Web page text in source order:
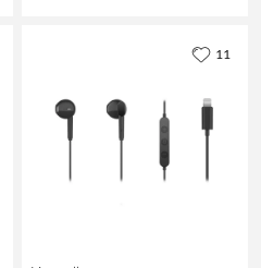
11